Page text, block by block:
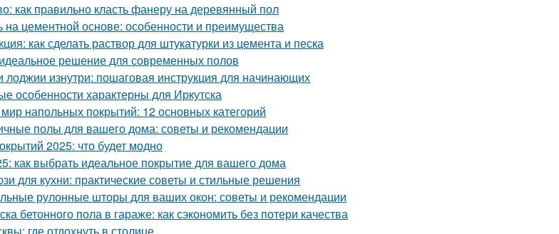
как правильно класть фанеру на деревянный пол
на цементной основе: особенности и преимущества
как сделать раствор для штукатурки из цемента и песка
решение для современных полов
изнутри: пошаговая инструкция для начинающих
особенности характерны для Иркутска
напольных покрытий: 12 основных категорий
полы для вашего дома: советы и рекомендации
2025: что будет модно
как выбрать идеальное покрытие для вашего дома
для кухни: практические советы и стильные решения
рулонные шторы для ваших окон: советы и рекомендации
бетонного пола в гараже: как сэкономить без потери качества